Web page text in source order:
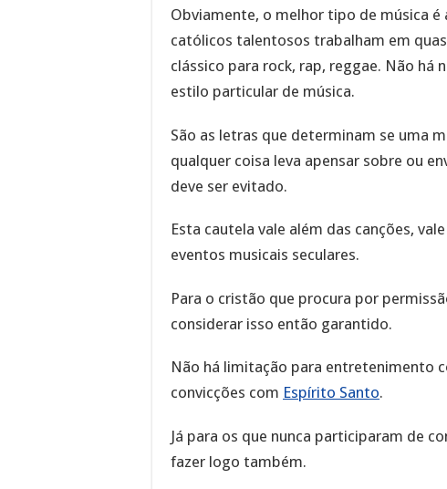
Obviamente, o melhor tipo de música
católicos talentosos trabalham em
clássico para rock, rap, reggae. Não
estilo particular de música.
São as letras que determinam se uma
qualquer coisa leva apensar sobre ou
deve ser evitado.
Esta cautela vale além das canções,
eventos musicais seculares.
Para o cristão que procura por
considerar isso então garantido.
Não há limitação para entretenimento
convicções com Espírito Santo.
Já para os que nunca participaram de
fazer logo também.